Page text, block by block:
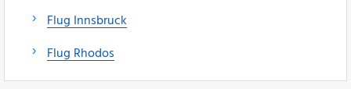
Flug Innsbruck
Flug Rhodos